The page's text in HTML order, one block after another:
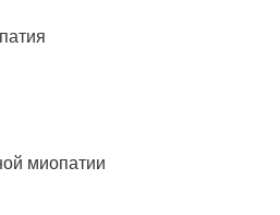
миопатии